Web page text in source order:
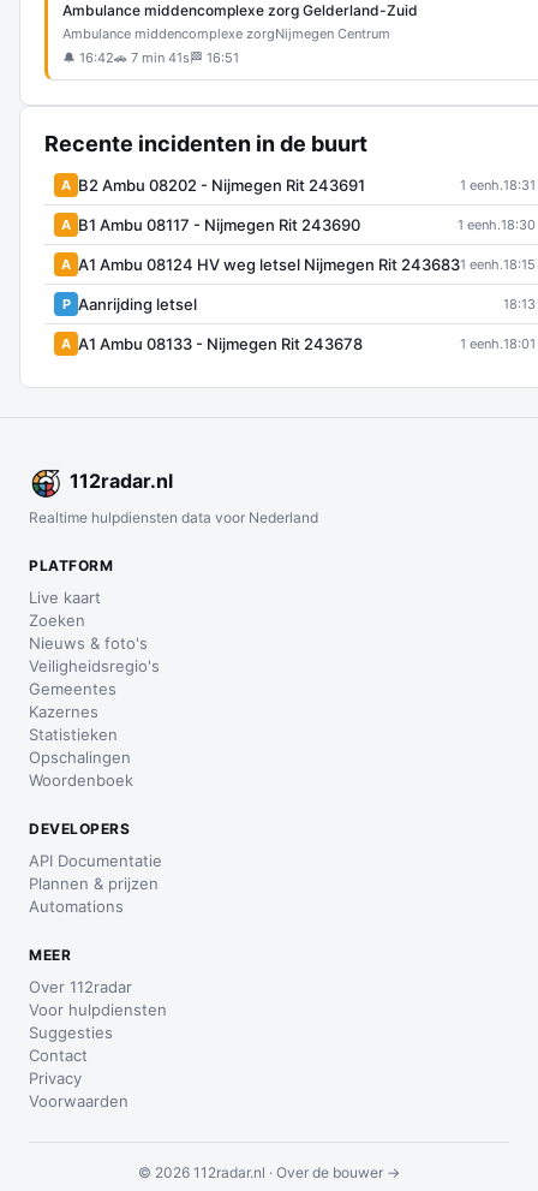
Ambulance middencomplexe zorg Gelderland-Zuid
Ambulance middencomplexe zorgNijmegen Centrum
🔔 16:42🚗 7 min 41s 🏁 16:51
Recente incidenten in de buurt
A B2 Ambu 08202 - Nijmegen Rit 243691 1 eenh.18:31
A B1 Ambu 08117 - Nijmegen Rit 243690 1 eenh.18:30
A A1 Ambu 08124 HV weg letsel Nijmegen Rit 2436831 eenh.18:15
P Aanrijding letsel 18:13
A A1 Ambu 08133 - Nijmegen Rit 243678 1 eenh.18:01
112radar.nl
Realtime hulpdiensten data voor Nederland
PLATFORM
Live kaart
Zoeken
Nieuws & foto's
Veiligheidsregio's
Gemeentes
Kazernes
Statistieken
Opschalingen
Woordenboek
DEVELOPERS
API Documentatie
Plannen & prijzen
Automations
MEER
Over 112radar
Voor hulpdiensten
Suggesties
Contact
Privacy
Voorwaarden
© 2026 112radar.nl · Over de bouwer →